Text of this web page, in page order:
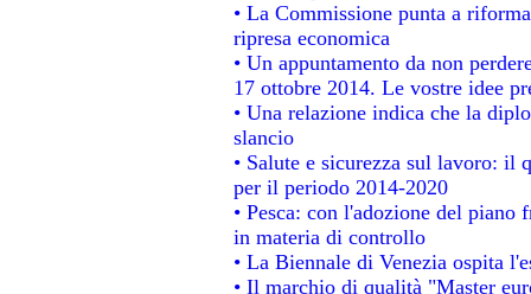
• La Commissione punta a
ripresa economica
• Un appuntamento da non
17 ottobre 2014. Le vostre idee
• Una relazione indica che la
slancio
• Salute e sicurezza sul lavoro:
per il periodo 2014-2020
• Pesca: con l'adozione del
in materia di controllo
• La Biennale di Venezia ospita
• Il marchio di qualità "Master